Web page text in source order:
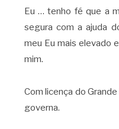
Eu … tenho fé que a
segura com a ajuda
meu Eu mais elevado
mim.
Com licença do
governa.